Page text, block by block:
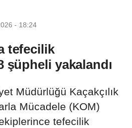
- 18:24
tefecilik
şüpheli yakalandı
Müdürlüğü Kaçakçılık
Mücadele (KOM)
tefecilik